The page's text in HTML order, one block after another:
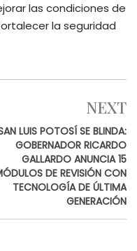
las condiciones de
la seguridad
NEXT
LUIS POTOSÍ SE BLINDA:
GOBERNADOR RICARDO
GALLARDO ANUNCIA 15
DE REVISIÓN CON
TECNOLOGÍA DE ÚLTIMA
GENERACIÓN